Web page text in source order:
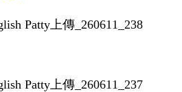
Patty上傳_260611_238
Patty上傳_260611_237